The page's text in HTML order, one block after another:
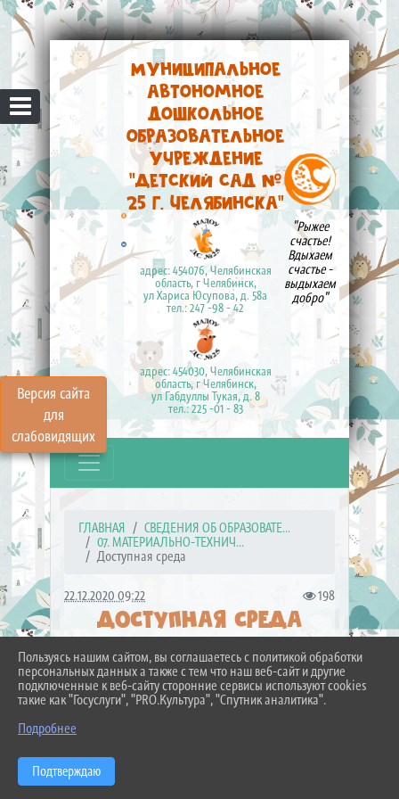
Версия сайта
для
слабовидящих
Муниципальное
автономное
дошкольное
образовательное
учреждение
"Детский сад №
25 г. Челябинска"
адрес: 454076, Челябинская
область, г Челябинск,
ул Хариса Юсупова, д. 58а
тел.: 247 -98 - 42
адрес: 454030, Челябинская
область, г Челябинск,
ул Габдуллы Тукая, д. 8
тел.: 225 -01 - 83
"Рыжее
счастье!
Вдыхаем
счастье -
выдыхаем
добро"
ГЛАВНАЯ
СВЕДЕНИЯ ОБ ОБРАЗОВАТЕ...
07. МАТЕРИАЛЬНО-ТЕХНИЧ...
Доступная среда
22.12.2020 09:22 198
ДОСТУПНАЯ СРЕДА
Пользуясь нашим сайтом, вы соглашаетесь с политикой обработки
персональных данных а также с тем что наш веб-сайт и другие
подключенные к веб-сайту сторонние сервисы используют cookies
такие как "Госуслуги", "PRO.Культура", "Спутник аналитика".
Подробнее
Подтверждаю